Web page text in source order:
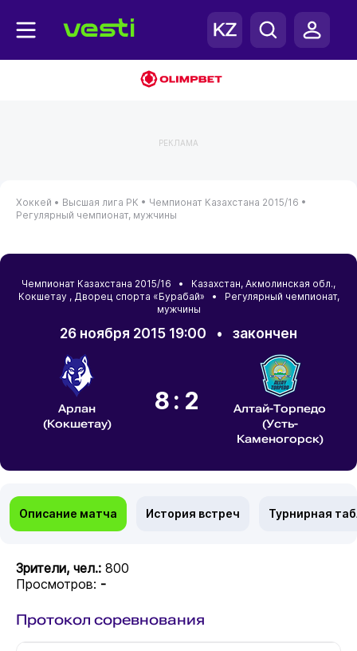
РЕКЛАМА
Хоккей • Высшая лига РК • Чемпионат Казахстана 2015/16 •
Регулярный чемпионат, мужчины
Чемпионат Казахстана 2015/16 • Казахстан, Акмолинская обл.,
Кокшетау, Дворец спорта «Бурабай» • Регулярный чемпионат,
мужчины
26 ноября 2015 19:00 • закончен
Арлан
(Кокшетау)
8:2
Алтай-Торпедо
(Усть-
Каменогорск)
Описание матча История встреч Турнирная
Зрители, чел.: 800
Просмотров: -
Протокол соревнования